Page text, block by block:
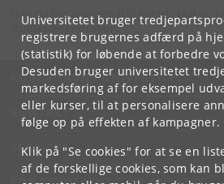
Universitetet bruger
registrere brugernes adfærd på
(statistik) for løbende at forbedre
Desuden bruger universitetet
markedsføring af for eksempel
eller kurser, til at personalisere
følge op på effekten af kampagner.
Klik på "Se cookies" for at se en
af de forskellige cookies, som kan
Hvis du har spørgsmål til kurset, skal du
studieadministration.
KØBENHAVNS UNIVERSITET
KONTAKT
SERVICES